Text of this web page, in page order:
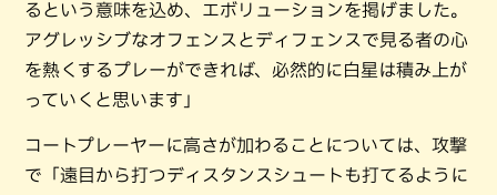
るという意味を込め、エボリューションを掲げました。
アグレッシブなオフェンスとディフェンスで見る者の心
を熱くするプレーができれば、必然的に白星は積み上が
っていくと思います」
コートプレーヤーに高さが加わることについては、攻撃
で「遠目から打つディスタンスシュートも打てるように